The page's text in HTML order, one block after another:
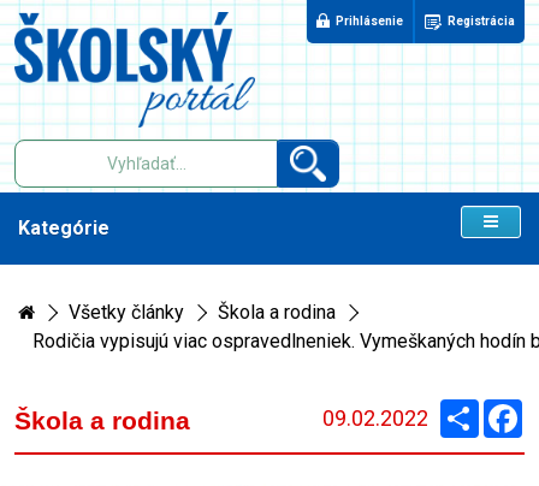
Prihlásenie Registrácia
Kategórie
Všetky články
Škola a rodina
Rodičia vypisujú viac ospravedlneniek. Vymeškaných hodín
Škola a rodina 09.02.2022 Zdieľaj